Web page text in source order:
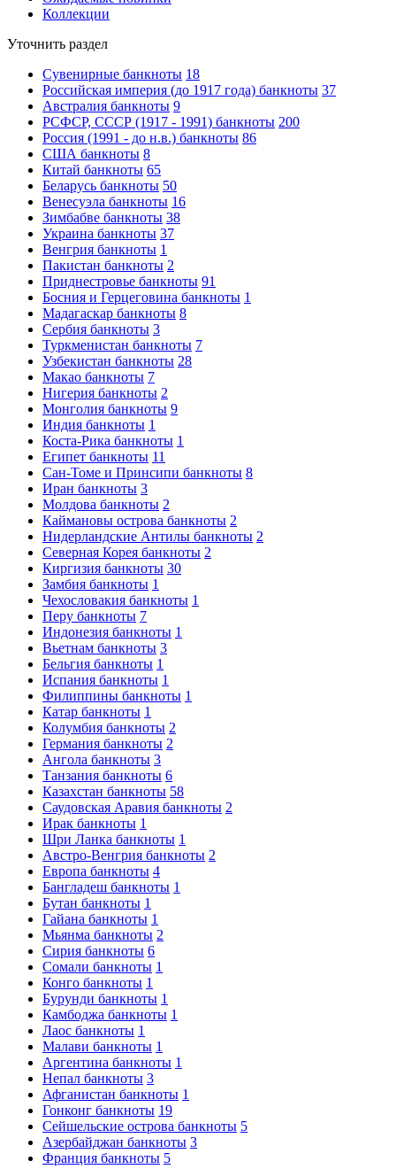
Коллекции
Уточнить раздел
Сувенирные банкноты 18
Российская империя (до 1917 года) банкноты 37
Австралия банкноты 9
РСФСР, СССР (1917 - 1991) банкноты 200
Россия (1991 - до н.в.) банкноты 86
США банкноты 8
Китай банкноты 65
Беларусь банкноты 50
Венесуэла банкноты 16
Зимбабве банкноты 38
Украина банкноты 37
Венгрия банкноты 1
Пакистан банкноты 2
Приднестровье банкноты 91
Босния и Герцеговина банкноты 1
Мадагаскар банкноты 8
Сербия банкноты 3
Туркменистан банкноты 7
Узбекистан банкноты 28
Макао банкноты 7
Нигерия банкноты 2
Монголия банкноты 9
Индия банкноты 1
Коста-Рика банкноты 1
Египет банкноты 11
Сан-Томе и Принсипи банкноты 8
Иран банкноты 3
Молдова банкноты 2
Каймановы острова банкноты 2
Нидерландские Антилы банкноты 2
Северная Корея банкноты 2
Киргизия банкноты 30
Замбия банкноты 1
Чехословакия банкноты 1
Перу банкноты 7
Индонезия банкноты 1
Вьетнам банкноты 3
Бельгия банкноты 1
Испания банкноты 1
Филиппины банкноты 1
Катар банкноты 1
Колумбия банкноты 2
Германия банкноты 2
Ангола банкноты 3
Танзания банкноты 6
Казахстан банкноты 58
Саудовская Аравия банкноты 2
Ирак банкноты 1
Шри Ланка банкноты 1
Австро-Венгрия банкноты 2
Европа банкноты 4
Бангладеш банкноты 1
Бутан банкноты 1
Гайана банкноты 1
Мьянма банкноты 2
Сирия банкноты 6
Сомали банкноты 1
Конго банкноты 1
Бурунди банкноты 1
Камбоджа банкноты 1
Лаос банкноты 1
Малави банкноты 1
Аргентина банкноты 1
Непал банкноты 3
Афганистан банкноты 1
Гонконг банкноты 19
Сейшельские острова банкноты 5
Азербайджан банкноты 3
Франция банкноты 5